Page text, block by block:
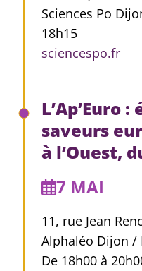
Sciences Po
18h15
sciencespo.fr
L’Ap’Euro
saveurs
à l’Ouest,
7 MAI
11, rue Jean
Alphaléo Dijon /
De 18h00 à